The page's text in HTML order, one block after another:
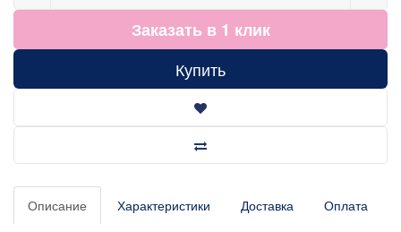
Заказать в 1 клик
Купить
Описание Характеристики Доставка Оплата